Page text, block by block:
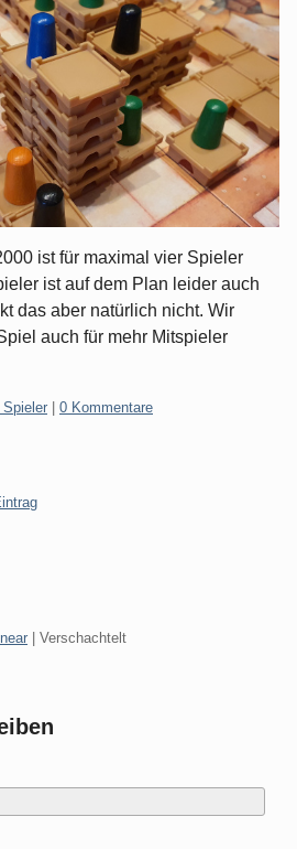
ist für maximal vier Spieler
ist auf dem Plan leider auch
das aber natürlich nicht. Wir
auch für mehr Mitspieler
0 Kommentare
| Verschachtelt